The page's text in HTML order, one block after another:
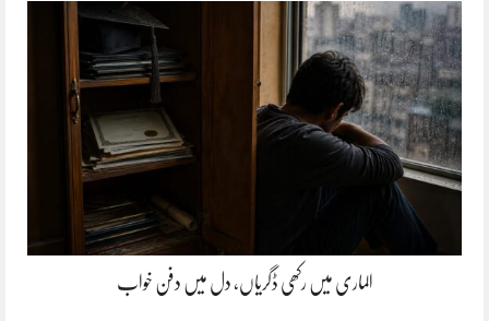
الماری میں رکھی ڈگریاں، دل میں دفن خواب